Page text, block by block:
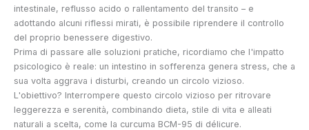
intestinale, reflusso acido o rallentamento del transito – e
adottando alcuni riflessi mirati, è possibile riprendere il controllo
del proprio benessere digestivo.
Prima di passare alle soluzioni pratiche, ricordiamo che l'impatto
psicologico è reale: un intestino in sofferenza genera stress, che a
sua volta aggrava i disturbi, creando un circolo vizioso.
L'obiettivo? Interrompere questo circolo vizioso per ritrovare
leggerezza e serenità, combinando dieta, stile di vita e alleati
naturali a scelta, come la curcuma BCM-95 di délicure.